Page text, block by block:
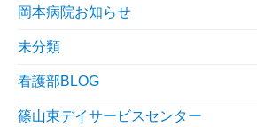
岡本病院お知らせ
未分類
看護部BLOG
篠山東デイサービスセンター